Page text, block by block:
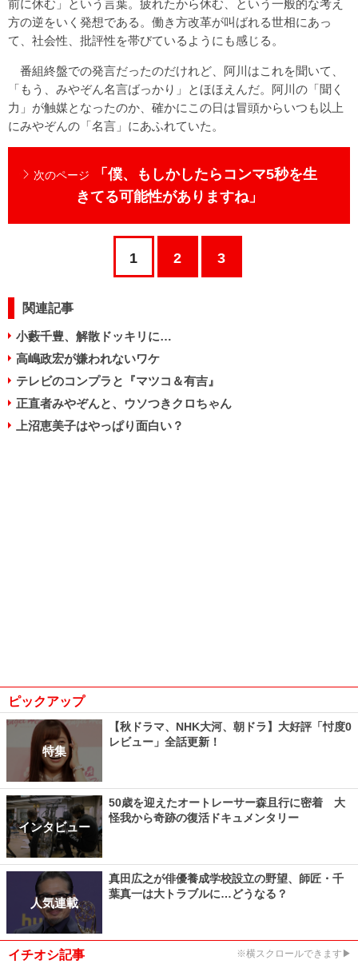
前に休む」という言葉。疲れたから休む、という一般的な考え
方の逆をいく発想である。働き方改革が叫ばれる世相にあっ
て、社会性、批評性を帯びているようにも感じる。
番組終盤での発言だったのだけれど、阿川はこれを聞いて、
「もう、みやぞん名言ばっかり」とほほえんだ。阿川の「聞く
力」が触媒となったのか、確かにこの日は冒頭からいつも以上
にみやぞんの「名言」にあふれていた。
次のページ
「僕、もしかしたらコンマ5秒を生
きてる可能性がありますね」
1 2 3
関連記事
小藪千豊、解散ドッキリに…
高嶋政宏が嫌われないワケ
テレビのコンプラと『マツコ＆有吉』
正直者みやぞんと、ウソつきクロちゃん
上沼恵美子はやっぱり面白い？
ピックアップ
特集
【秋ドラマ、NHK大河、朝ドラ】大好評「忖度0
レビュー」全話更新！
インタビュー
50歳を迎えたオートレーサー森且行に密着 大
怪我から奇跡の復活ドキュメンタリー
人気連載
真田広之が俳優養成学校設立の野望、師匠・千
葉真一は大トラブルに…どうなる？
イチオシ記事 ※横スクロールできます▶